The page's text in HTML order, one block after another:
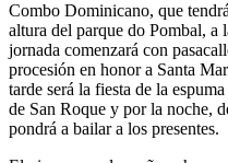
Combo Dominicano, que
altura del parque do Pombal, a
jornada comenzará con
procesión en honor a Santa
tarde será la fiesta de la
de San Roque y por la noche,
pondrá a bailar a los presentes.